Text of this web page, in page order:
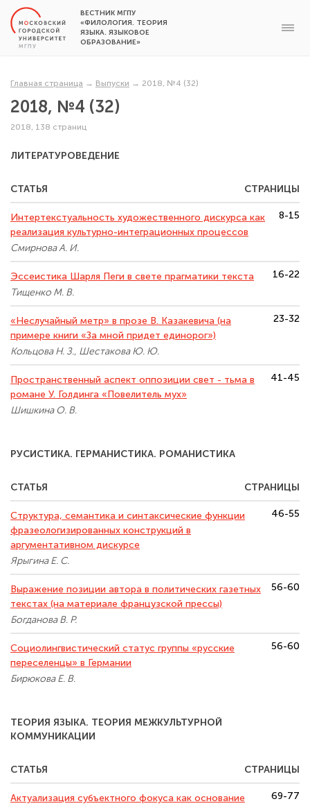
ВЕСТНИК МГПУ
«ФИЛОЛОГИЯ. ТЕОРИЯ
ЯЗЫКА. ЯЗЫКОВОЕ
ОБРАЗОВАНИЕ»
Главная страница → Выпуски → 2018, №4 (32)
2018, №4 (32)
2018, 138 страниц
ЛИТЕРАТУРОВЕДЕНИЕ
СТАТЬЯ СТРАНИЦЫ
Интертекстуальность художественного дискурса как
реализация культурно-интеграционных процессов
Смирнова А. И.
8-15
Эссеистика Шарля Пеги в свете прагматики текста
Тищенко М. В.
16-22
«Неслучайный метр» в прозе В. Казакевича (на
примере книги «За мной придет единорог»)
Кольцова Н. З., Шестакова Ю. Ю.
23-32
Пространственный аспект оппозиции свет - тьма в
романе У. Голдинга «Повелитель мух»
Шишкина О. В.
41-45
РУСИСТИКА. ГЕРМАНИСТИКА. РОМАНИСТИКА
СТАТЬЯ СТРАНИЦЫ
Структура, семантика и синтаксические функции
фразеологизированных конструкций в
аргументативном дискурсе
Ярыгина Е. С.
46-55
Выражение позиции автора в политических газетных
текстах (на материале французской прессы)
Богданова В. Р.
56-60
Социолингвистический статус группы «русские
переселенцы» в Германии
Бирюкова Е. В.
56-60
ТЕОРИЯ ЯЗЫКА. ТЕОРИЯ МЕЖКУЛЬТУРНОЙ
КОММУНИКАЦИИ
СТАТЬЯ СТРАНИЦЫ
Актуализация субъектного фокуса как основание
69-77